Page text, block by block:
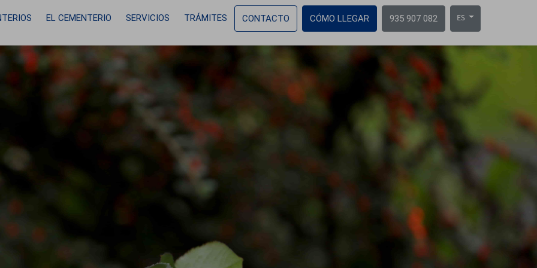
Pasar al contenido principal
Sant Cugat del Vallès
EL CEMENTERIO SERVICIOS TRÁMITES CONTACTO CÓMO LLEGAR 935 907 082 ES